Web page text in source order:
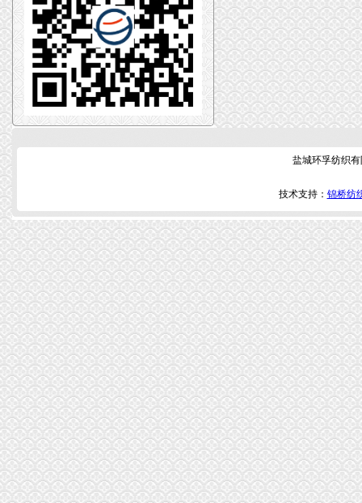
盐城环孚纺织
技术支持： 锦桥纺